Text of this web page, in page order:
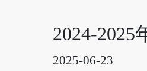
2024-
2025-06-23